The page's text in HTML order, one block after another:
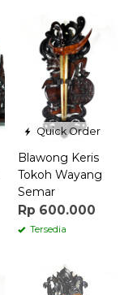
Quick Order
Blawong Keris
Tokoh Wayang
Semar
Rp 600.000
Tersedia